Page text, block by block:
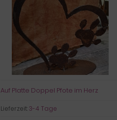
Auf Platte Doppel Pfote im Herz
Lieferzeit:3-4 Tage